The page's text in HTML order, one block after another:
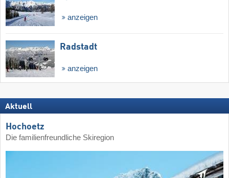
anzeigen
Radstadt
anzeigen
Aktuell
Hochoetz
Die familienfreundliche Skiregion